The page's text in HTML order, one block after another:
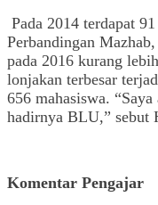
Pada 2014 terdapat
Perbandingan
pada 2016 kurang
lonjakan terbesar
656 mahasiswa.
hadirnya BLU,” sebut
Komentar Pengajar